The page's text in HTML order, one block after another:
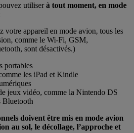
utiliserà tout moment, en mode
votre appareil en mode avion, tous les
comme le Wi-Fi, GSM,
sont désactivés.)
portables
les iPad et Kindle
jeux vidéo, comme la Nintendo DS
Bluetooth
doivent être mis en mode avion
au sol, le décollage, l’approche et